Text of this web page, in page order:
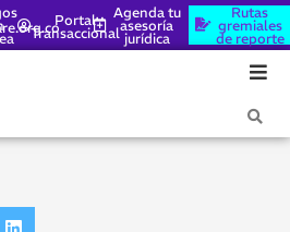
Portal
Transaccional
Agenda tu
asesoría
jurídica
Rutas
gremiales
de reporte